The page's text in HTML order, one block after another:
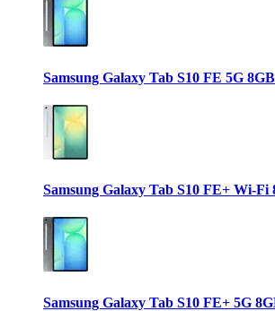
Samsung Galaxy Tab S10 FE 5G
Samsung Galaxy Tab S10 FE+ Wi-Fi
Samsung Galaxy Tab S10 FE+ 5G